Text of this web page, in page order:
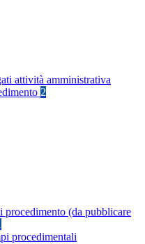
attività amministrativa
2
procedimento (da pubblicare
procedimentali